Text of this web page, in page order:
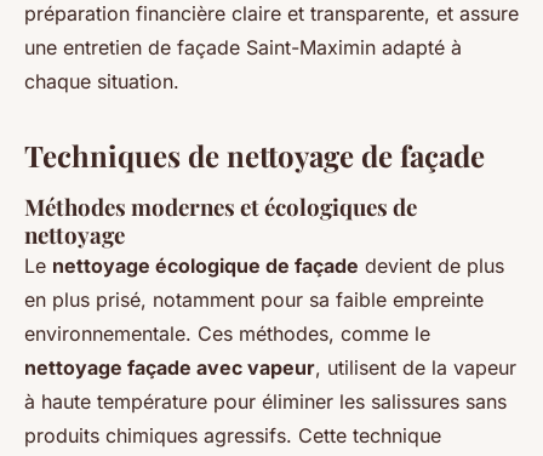
préparation financière claire et transparente, et assure
une entretien de façade Saint-Maximin adapté à
chaque situation.
Techniques de nettoyage de façade
Méthodes modernes et écologiques de
nettoyage
Le nettoyage écologique de façade devient de plus
en plus prisé, notamment pour sa faible empreinte
environnementale. Ces méthodes, comme le
nettoyage façade avec vapeur, utilisent de la vapeur
à haute température pour éliminer les salissures sans
produits chimiques agressifs. Cette technique